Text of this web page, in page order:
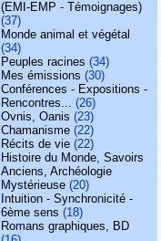
(EMI-EMP - Témoignages)
(37)
Monde animal et végétal
(34)
Peuples racines (34)
Mes émissions (30)
Conférences - Expositions -
Rencontres... (26)
Ovnis, Oanis (23)
Chamanisme (22)
Récits de vie (22)
Histoire du Monde, Savoirs
Anciens, Archéologie
Mystérieuse (20)
Intuition - Synchronicité -
6ème sens (18)
Romans graphiques, BD